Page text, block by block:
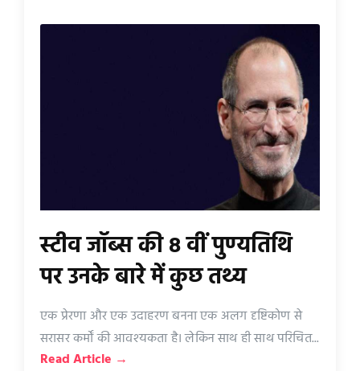
स्टीव जॉब्स की 8 वीं पुण्यतिथि
पर उनके बारे में कुछ तथ्य
एक प्रेरणा और एक उदाहरण बनना एक अलग दृष्टिकोण से
सरासर कर्मों की आवश्यकता है। लेकिन साथ ही साथ परिचित...
Read Article →